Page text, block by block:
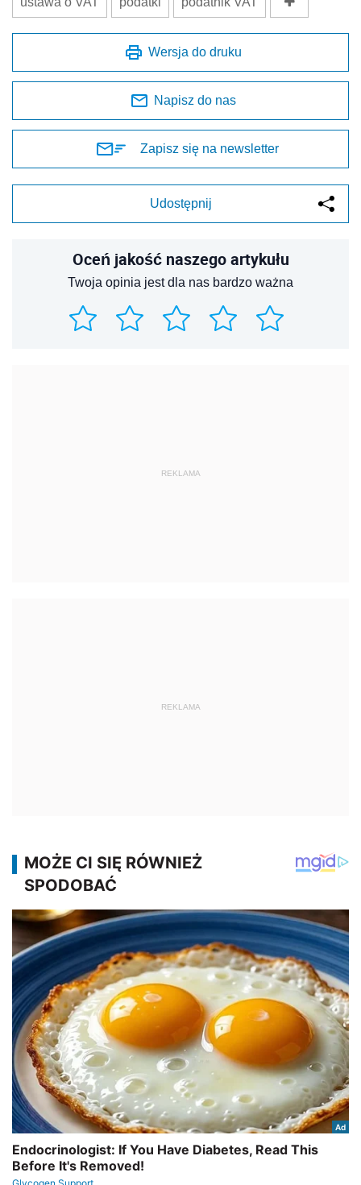
Wersja do druku
Napisz do nas
Zapisz się na newsletter
Udostępnij
Oceń jakość naszego artykułu
Twoja opinia jest dla nas bardzo ważna
REKLAMA
REKLAMA